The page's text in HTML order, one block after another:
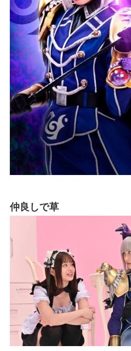
仲良しで草